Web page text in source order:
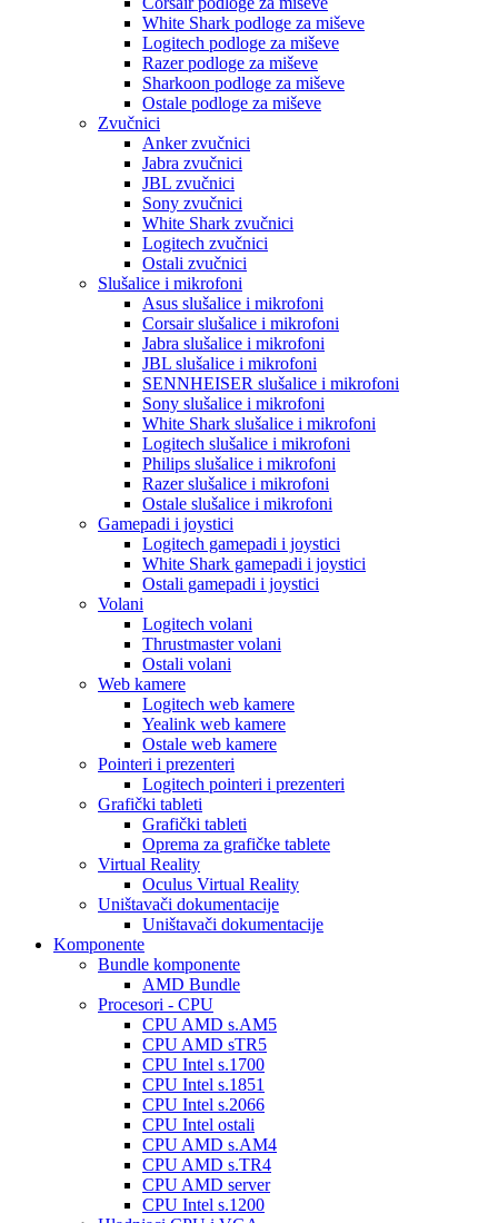
White Shark podloge za miševe
Logitech podloge za miševe
Razer podloge za miševe
Sharkoon podloge za miševe
Ostale podloge za miševe
Zvučnici
Anker zvučnici
Jabra zvučnici
JBL zvučnici
Sony zvučnici
White Shark zvučnici
Logitech zvučnici
Ostali zvučnici
Slušalice i mikrofoni
Asus slušalice i mikrofoni
Corsair slušalice i mikrofoni
Jabra slušalice i mikrofoni
JBL slušalice i mikrofoni
SENNHEISER slušalice i mikrofoni
Sony slušalice i mikrofoni
White Shark slušalice i mikrofoni
Logitech slušalice i mikrofoni
Philips slušalice i mikrofoni
Razer slušalice i mikrofoni
Ostale slušalice i mikrofoni
Gamepadi i joystici
Logitech gamepadi i joystici
White Shark gamepadi i joystici
Ostali gamepadi i joystici
Volani
Logitech volani
Thrustmaster volani
Ostali volani
Web kamere
Logitech web kamere
Yealink web kamere
Ostale web kamere
Pointeri i prezenteri
Logitech pointeri i prezenteri
Grafički tableti
Grafički tableti
Oprema za grafičke tablete
Virtual Reality
Oculus Virtual Reality
Uništavači dokumentacije
Uništavači dokumentacije
Komponente
Bundle komponente
AMD Bundle
Procesori - CPU
CPU AMD s.AM5
CPU AMD sTR5
CPU Intel s.1700
CPU Intel s.1851
CPU Intel s.2066
CPU Intel ostali
CPU AMD s.AM4
CPU AMD s.TR4
CPU AMD server
CPU Intel s.1200